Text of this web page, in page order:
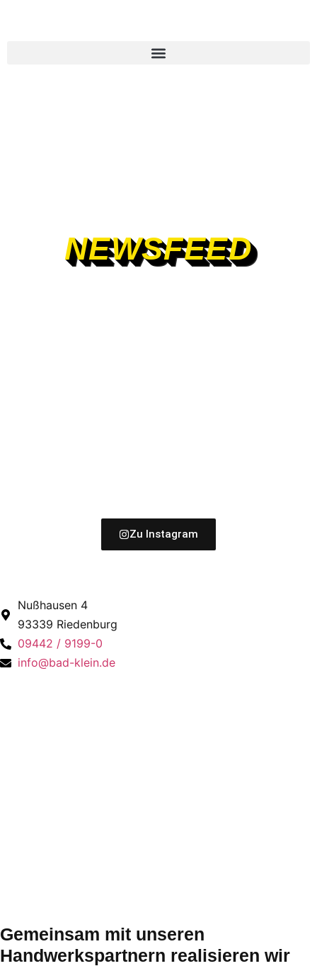
NEWSFEED
Zu Instagram
Nußhausen 4
93339 Riedenburg
09442 / 9199-0
info@bad-klein.de
Gemeinsam mit un­se­ren
Handwerkspartnern re­a­li­sie­ren wir